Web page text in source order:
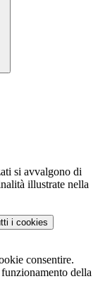
si avvalgono di
illustrate nella
i cookies
consentire.
della